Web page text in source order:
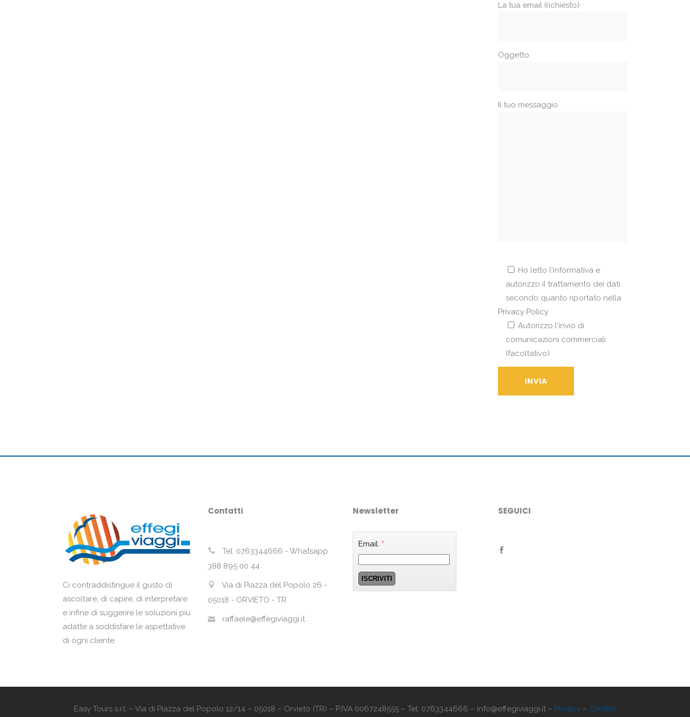
La tua email (richiesto)
Oggetto
Il tuo messaggio
Ho letto l'informativa e
autorizzo il trattamento dei dati
secondo quanto riportato nella
Privacy Policy
Autorizzo l'invio di
comunicazioni commerciali
(facoltativo)
Ci contraddistingue il gusto di
ascoltare, di capire, di interpretare
e infine di suggerire le soluzioni più
adatte a soddisfare le aspettative
di ogni cliente.
Contatti
Tel. 0763344666 - Whatsapp
388 895 00 44
Via di Piazza del Popolo 26 -
05018 - ORVIETO - TR
raffaele@effegiviaggi.it
Newsletter
Email: *
SEGUICI
Easy Tours s.r.l. – Via di Piazza del Popolo 12/14 – 05018 – Orvieto (TR) – P.IVA 0067248555 – Tel. 0763344666 – info@effegiviaggi.it – Privacy– Credits: